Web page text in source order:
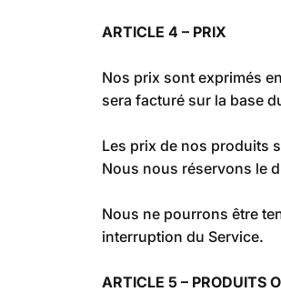
ARTICLE 4 – PRIX
Nos prix sont exprimés
sera facturé sur la base
Les prix de nos produits
Nous nous réservons le
Nous ne pourrons être
interruption du Service.
ARTICLE 5 – PRODUITS